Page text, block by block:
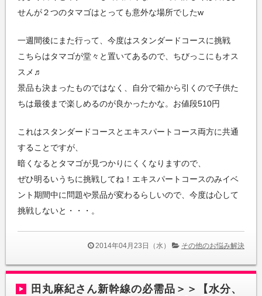
せんが２つのタマゴはとっても意外な場所でしたw
一週間後にまた行って、今度はスタンダードコースに挑戦
こちらはタマゴが堂々と置いてあるので、ちびっこにもオス
スメ♬
景品も決まったものではなく、自分で箱から引くので子供た
ちは最後まで楽しめるのが良かったかな。お値段510円
これはスタンダードコースとエキスパートコース両方に共通
することですが、
暗くなるとタマゴが見つかりにくくなりますので、
ぜひ明るいうちに挑戦してね！エキスパートコースのみイベ
ント期間中に問題や景品が変わるらしいので、今度は心して
挑戦しないと・・・。
2014年04月23日（水） その他のお悩み解決
田丸麻紀さん新幹線の必需品＞＞【水分、